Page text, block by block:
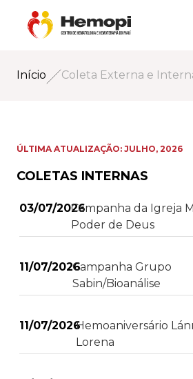
Início Coleta Externa e
ÚLTIMA ATUALIZAÇÃO: JULHO, 2026
COLETAS INTERNAS
03/07/2026Campanha da Igreja
Poder de Deus
11/07/2026Campanha Grupo
Sabin/Bioanálise
11/07/2026Hemoaniversário
Lorena